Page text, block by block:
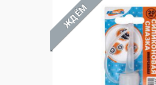
ЖДЁМ